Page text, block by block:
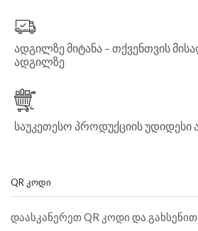
ადგილზე მიტანა – თქვენთვის
ადგილზე
საუკეთესო პროდუქციის უდიდესი
QR ᲙᲝᲓᲘ
დაასკანერეთ QR კოდი და